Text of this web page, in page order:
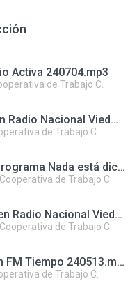
Activa 240704.mp3
de Trabajo C.
Carito Guglielmotti en Radio Nacional Viedma 250424.mp3
de Trabajo C.
Alfredo Rojas en el programa Nada está dicho, en AgenHoy Radio 260505.mp3
Cooperativa de Trabajo C.
Raúl Bixcholobichiz en Radio Nacional Viedma 260602.mp3
Cooperativa de Trabajo C.
Claudia Echenique en FM Tiempo 240513.mp3
de Trabajo C.